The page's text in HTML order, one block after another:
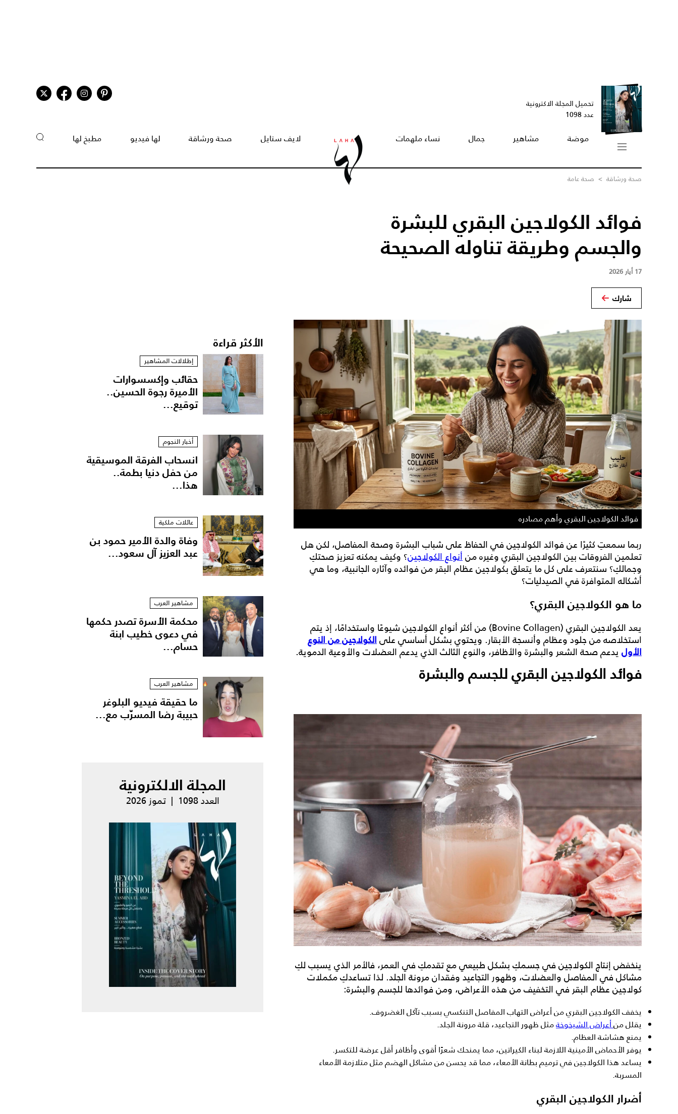
تحميل المجلة الاكترونية
عدد 1098
موضة مشاهير جمال نساء ملهمات لايف ستايل صحة ورشاقة لها فيديو مطبخ لها
صحة ورشاقة > صحة عامة
فوائد الكولاجين البقري للبشرة
والجسم وطريقة تناوله الصحيحة
17 أيار 2026
شارك
فوائد الكولاجين البقري وأهم مصادره
ربما سمعتِ كثيرًا عن فوائد الكولاجين في الحفاظ على شباب البشرة وصحة المفاصل، لكن هل
تعلمين الفروقات بين الكولاجين البقري وغيره من أنواع الكولاجين؟ وكيف يمكنه تعزيز صحتكِ
وجمالكِ؟ سنتعرف على كل ما يتعلق بكولاجين عظام البقر من فوائده وآثاره الجانبية، وما هي
أشكاله المتوافرة في الصيدليات؟
ما هو الكولاجين البقري؟
يعد الكولاجين البقري
(Bovine Collagen) من أكثر أنواع الكولاجين شيوعًا واستخدامًا، إذ يتم
استخلاصه من جلود وعظام وأنسجة الأبقار. ويحتوي بشكل أساسي على الكولاجين من النوع
الأول يدعم صحة الشعر والبشرة والأظافر، والنوع الثالث الذي يدعم العضلات والأوعية الدموية.
فوائد الكولاجين البقري للجسم والبشرة
ينخفض إنتاج الكولاجين في جسمكِ بشكل طبيعي مع تقدمكِ في العمر، فالأمر الذي يسبب لكِ
مشاكل في المفاصل والعضلات، وظهور التجاعيد وفقدان مرونة الجلد. لذا تساعدكِ مكملات
كولاجين عظام البقر في التخفيف من هذه الأعراض، ومن فوائدها للجسم والبشرة:
يخفف الكولاجين البقري من أعراض التهاب المفاصل التنكسي بسبب تآكل الغضروف.
يقلل منأعراض الشيخوخةمثل ظهور التجاعيد، قلة مرونة الجلد.
يمنع هشاشة العظام.
يوفر الأحماض الأمينية اللازمة لبناء الكيراتين، مما يمنحك شعرًا أقوى وأظافر أقل عرضة للتكسر.
يساعد هذا الكولاجين في ترميم بطانة الأمعاء، مما قد يحسن من مشاكل الهضم مثل متلازمة الأمعاء
المسربة.
أضرار الكولاجين البقري
الأكثر قراءة
إطلالات المشاهير
حقائب وإكسسوارات
الأميرة رجوة الحسين..
توقيع...
أخبار النجوم
انسحاب الفرقة الموسيقية
من حفل دنيا بطمة..
هذا...
عائلات ملكية
وفاة والدة الأمير حمود بن
عبد العزيز آل سعود...
مشاهير العرب
محكمة الأسرة تصدر حكمها
في دعوى خطيب ابنة
حسام...
مشاهير العرب
ما حقيقة فيديو البلوغر
حبيبة رضا المسرّب مع...
المجلة الالكترونية
العدد 1098 | تموز 2026